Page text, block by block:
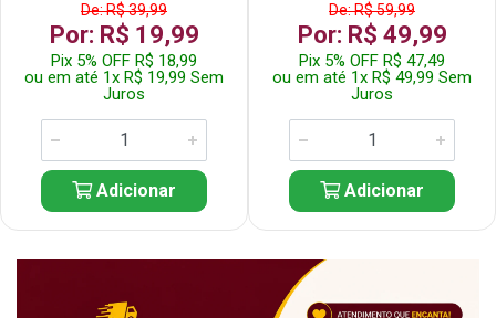
De: R$ 39,99
Por: R$ 19,99
Pix 5% OFF R$ 18,99
ou em até 1x R$ 19,99 Sem
Juros
Adicionar
De: R$ 59,99
Por: R$ 49,99
Pix 5% OFF R$ 47,49
ou em até 1x R$ 49,99 Sem
Juros
Adicionar